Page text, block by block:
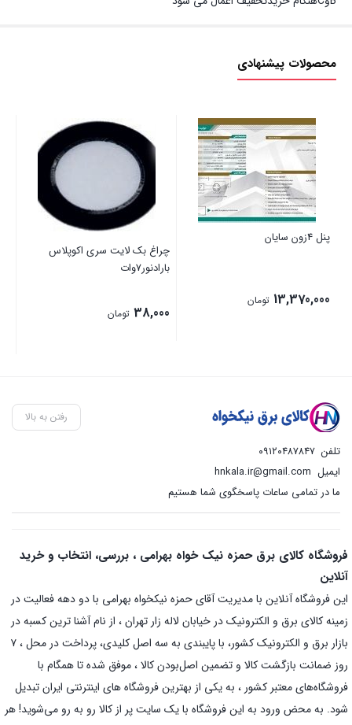
محصولات پیشنهادی
پنل 4زون سایان
13,370,000 تومان
چراغ بک لایت سری اکوپلاس
بارادنور7وات
38,000 تومان
رفتن به بالا
تلفن ۰۹۱۲۰۴۸۷۸۴۷
ایمیل hnkala.ir@gmail.com
ما در تمامی ساعات پاسخگوی شما هستیم
فروشگاه کالای برق حمزه نیک خواه بهرامی ، بررسی، انتخاب و خرید
آنلاین
این فروشگاه آنلاین با مدیریت آقای حمزه نیکخواه بهرامی با دو دهه فعالیت در
زمینه کالای برق و الکترونیک در خیابان لاله زار تهران ، از نام آشنا ترین کسبه در
بازار برق و الکترونیک کشور، با پایبندی به سه اصل کلیدی، پرداخت در محل ، ۷
روز ضمانت بازگشت کالا و تضمین اصل‌بودن کالا ، موفق شده تا همگام با
فروشگاه‌های معتبر کشور ، به یکی از بهترین فروشگاه های اینترنتی ایران تبدیل
شود. به محض ورود به این فروشگاه با یک سایت پر از کالا رو به رو می‌شوید! هر